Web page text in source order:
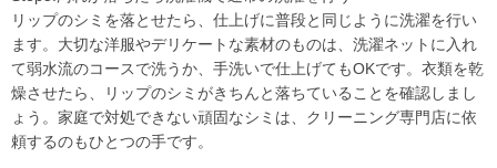
リップのシミを落とせたら、仕上げに普段と同じように洗濯を行い
ます。大切な洋服やデリケートな素材のものは、洗濯ネットに入れ
て弱水流のコースで洗うか、手洗いで仕上げてもOKです。衣類を乾
燥させたら、リップのシミがきちんと落ちていることを確認しまし
ょう。家庭で対処できない頑固なシミは、クリーニング専門店に依
頼するのもひとつの手です。